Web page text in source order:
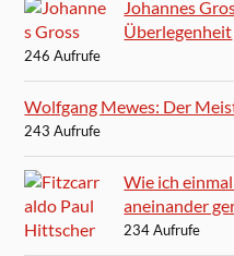
Johannes
Überlegenheit
246 Aufrufe
Wolfgang Mewes: Der
243 Aufrufe
Wie ich
aneinander
234 Aufrufe